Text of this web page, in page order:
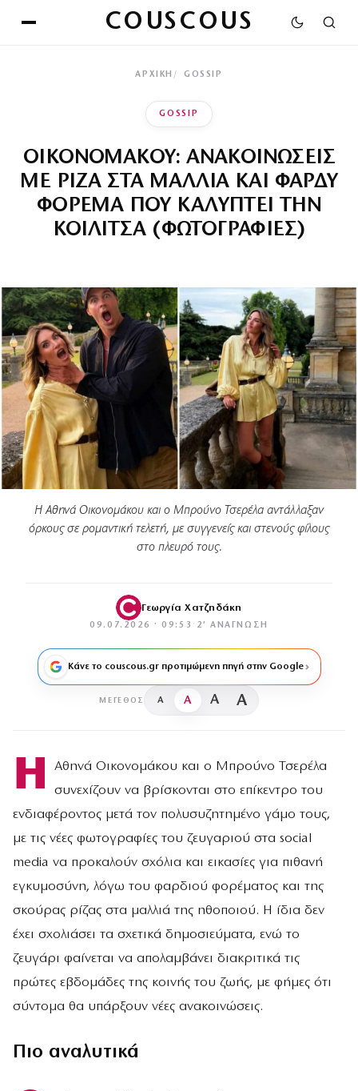
COUSCOUS
ΑΡΧΙΚΉ GOSSIP
GOSSIP
ΟΙΚΟΝΟΜΑΚΟΥ: ΑΝΑΚΟΙΝΩΣΕΙΣ
ΜΕ ΡΙΖΑ ΣΤΑ ΜΑΛΛΙΑ ΚΑΙ ΦΑΡΔΥ
ΦΟΡΕΜΑ ΠΟΥ ΚΑΛΥΠΤΕΙ ΤΗΝ
ΚΟΙΛΙΤΣΑ (ΦΩΤΟΓΡΑΦΙΕΣ)
Η Αθηνά Οικονομάκου και ο Μπρούνο Τσερέλα αντάλλαξαν
όρκους σε ρομαντική τελετή, με συγγενείς και στενούς φίλους
στο πλευρό τους.
Γεωργία Χατζηδάκη
09.07.2026 · 09:53 · 2′ ΑΝΆΓΝΩΣΗ
Κάνε το couscous.gr προτιμώμενη πηγή στην Google
ΜΈΓΕΘΟΣ A A A A
Η
Αθηνά Οικονομάκου και ο Μπρούνο Τσερέλα
συνεχίζουν να βρίσκονται στο επίκεντρο του
ενδιαφέροντος μετά τον πολυσυζητημένο γάμο τους,
με τις νέες φωτογραφίες του ζευγαριού στα social
media να προκαλούν σχόλια και εικασίες για πιθανή
εγκυμοσύνη, λόγω του φαρδιού φορέματος και της
σκούρας ρίζας στα μαλλιά της ηθοποιού. Η ίδια δεν
έχει σχολιάσει τα σχετικά δημοσιεύματα, ενώ το
ζευγάρι φαίνεται να απολαμβάνει διακριτικά τις
πρώτες εβδομάδες της κοινής του ζωής, με φήμες ότι
σύντομα θα υπάρξουν νέες ανακοινώσεις.
Πιο αναλυτικά